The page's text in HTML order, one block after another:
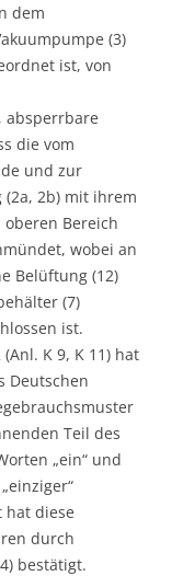
dem
(3)
ist, von
absperrbare
die vom
und zur
2b) mit ihrem
Bereich
wobei an
Belüftung (12)
(7)
ist.
K 9, K 11) hat
Deutschen
Teil des
„ein“ und
hat diese
durch
bestätigt.